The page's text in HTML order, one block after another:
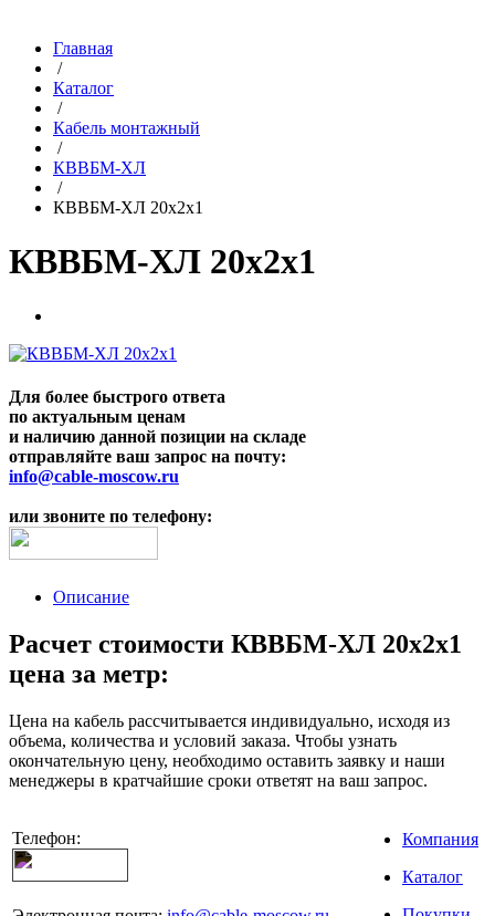
Главная
/
Каталог
/
Кабель монтажный
/
КВВБМ-ХЛ
/
КВВБМ-ХЛ 20х2х1
КВВБМ-ХЛ 20х2х1
Для более быстрого ответа
по актуальным ценам
и наличию данной позиции на складе
отправляйте ваш запрос на почту:
info@cable-moscow.ru
или звоните по телефону:
Описание
Расчет стоимости КВВБМ-ХЛ 20х2х1
цена за метр:
Цена на кабель рассчитывается индивидуально, исходя из
объема, количества и условий заказа. Чтобы узнать
окончательную цену, необходимо оставить заявку и наши
менеджеры в кратчайшие сроки ответят на ваш запрос.
Телефон:
Компания
Каталог